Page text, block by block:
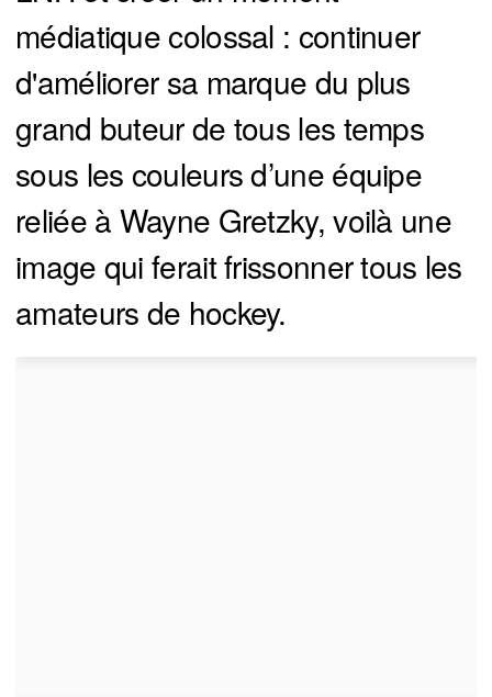
médiatique colossal : continuer
d'améliorer sa marque du plus
grand buteur de tous les temps
sous les couleurs d’une équipe
reliée à Wayne Gretzky, voilà une
image qui ferait frissonner tous les
amateurs de hockey.